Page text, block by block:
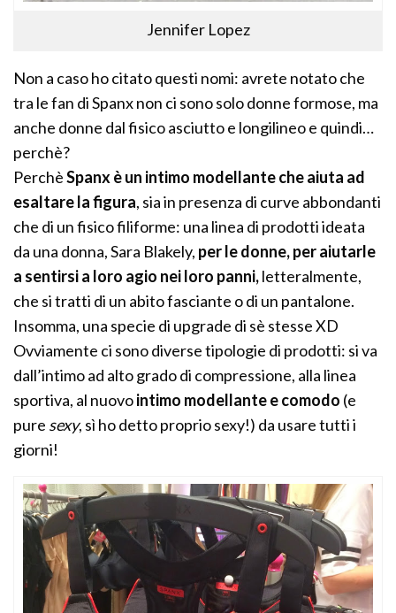
Jennifer Lopez
Non a caso ho citato questi nomi: avrete notato che
tra le fan di Spanx non ci sono solo donne formose, ma
anche donne dal fisico asciutto e longilineo e quindi…
perchè?
PerchèSpanx è un intimo modellante che aiuta ad
esaltare la figura, sia in presenza di curve abbondanti
che di un fisico filiforme: una linea di prodotti ideata
da una donna, Sara Blakely, per le donne, per aiutarle
a sentirsi a loro agio nei loro panni,letteralmente,
che si tratti di un abito fasciante o di un pantalone.
Insomma, una specie di upgrade di sè stesse XD
Ovviamente ci sono diverse tipologie di prodotti: si va
dall’intimo ad alto grado di compressione, alla linea
sportiva, al nuovointimo modellante e comodo (e
pure sexy, sì ho detto proprio sexy!) da usare tutti i
giorni!